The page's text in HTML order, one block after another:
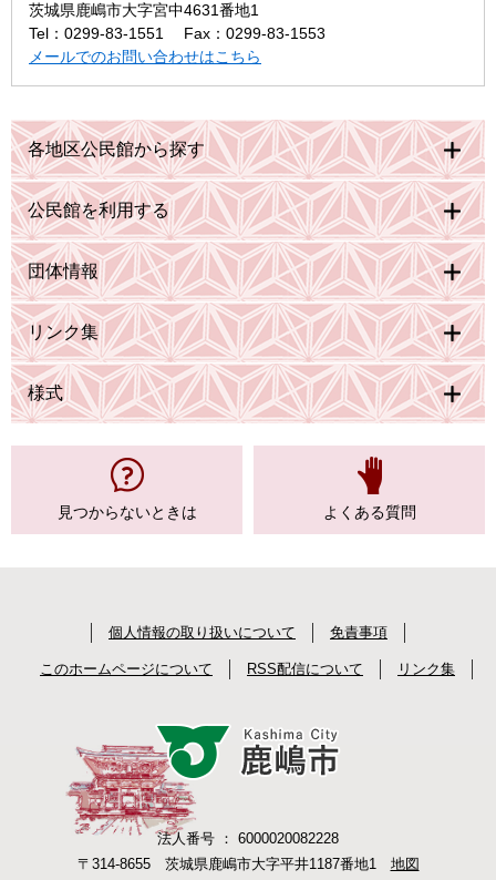
茨城県鹿嶋市大字宮中4631番地1
Tel：0299-83-1551
Fax：0299-83-1553
メールでのお問い合わせはこちら
各地区公民館から探す
公民館を利用する
団体情報
リンク集
様式
見つからないときは よくある質問
個人情報の取り扱いについて 免責事項
このホームページについて RSS配信について リンク集
法人番号 ： 6000020082228
〒314-8655 茨城県鹿嶋市大字平井1187番地1 地図